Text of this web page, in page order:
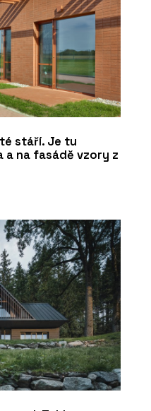
stáří. Je tu
a na fasádě vzory z